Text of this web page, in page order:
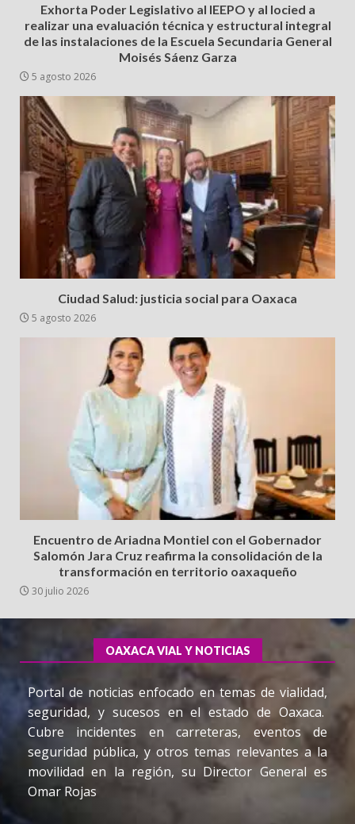
Exhorta Poder Legislativo al IEEPO y al Iocied a
realizar una evaluación técnica y estructural integral
de las instalaciones de la Escuela Secundaria General
Moisés Sáenz Garza
5 agosto 2026
Ciudad Salud: justicia social para Oaxaca
5 agosto 2026
Encuentro de Ariadna Montiel con el Gobernador
Salomón Jara Cruz reafirma la consolidación de la
transformación en territorio oaxaqueño
30 julio 2026
OAXACA VIAL Y NOTICIAS
Portal de noticias enfocado en temas de vialidad,
seguridad, y sucesos en el estado de Oaxaca.
Cubre incidentes en carreteras, eventos de
seguridad pública, y otros temas relevantes a la
movilidad en la región, su Director General es
Omar Rojas